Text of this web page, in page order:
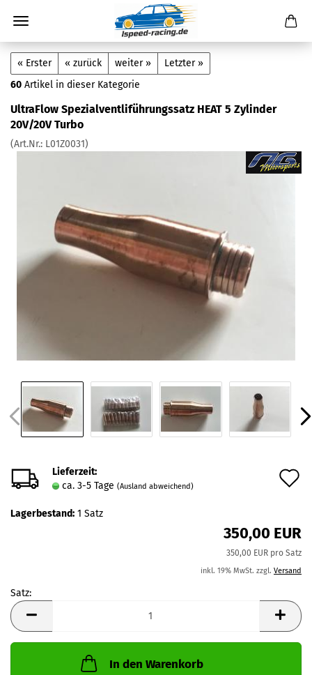
« Erster « zurück weiter »
Letzter »
60 Artikel in dieser Kategorie
UltraFlow Spezialventliführungssatz HEAT 5 Zylinder
20V/20V Turbo
(Art.Nr.: L01Z0031)
Lieferzeit:
ca. 3-5 Tage (Ausland abweichend)
Lagerbestand: 1 Satz
350,00 EUR
350,00 EUR pro Satz
inkl. 19% MwSt. zzgl. Versand
Satz:
Satz
In den Warenkorb